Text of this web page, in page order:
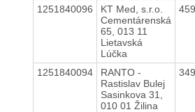
1251840096
KT Med, s.r.o.
Cementárenská
65, 013 11
Lietavská
Lúčka
1251840094
RANTO -
Rastislav Bulej
Sasinkova 31,
010 01 Žilina